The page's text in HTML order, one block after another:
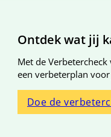
Algemene
Ontdek wat jij
Met de
een verbeterplan
Doe de